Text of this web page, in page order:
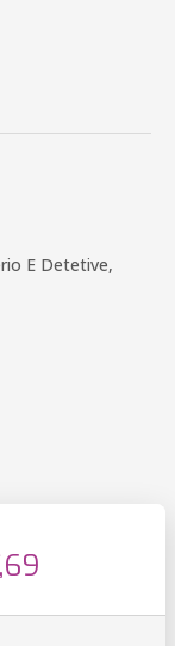
E Detetive,